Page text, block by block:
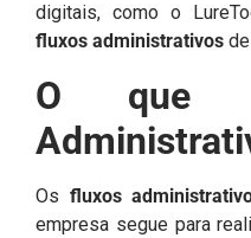
digitais, como o
fluxos administrativos
O que
Os fluxos
empresa segue para